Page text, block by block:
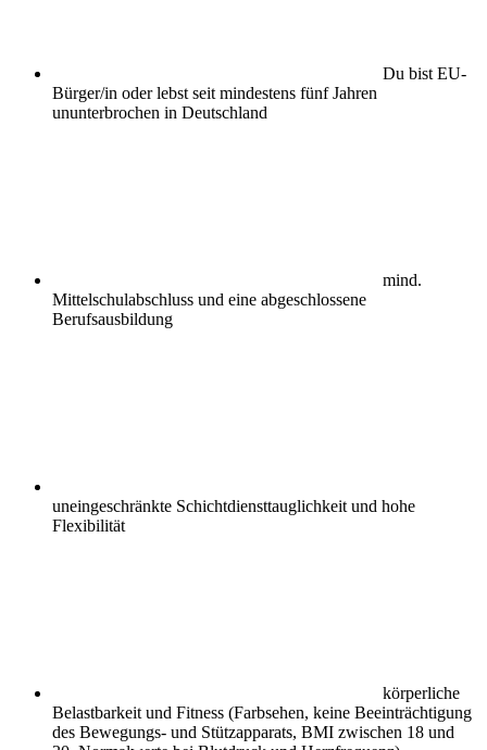
Du bist EU-
Bürger/in oder lebst seit mindestens fünf Jahren
ununterbrochen in Deutschland
mind.
Mittelschulabschluss und eine abgeschlossene
Berufsausbildung
uneingeschränkte Schichtdiensttauglichkeit und hohe
Flexibilität
körperliche
Belastbarkeit und Fitness (Farbsehen, keine Beeinträchtigung
des Bewegungs- und Stützapparats, BMI zwischen 18 und